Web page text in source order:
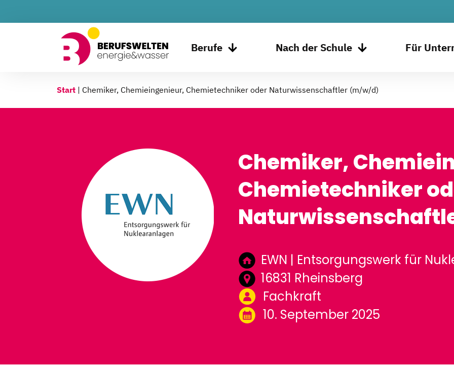
Berufe Nach der Schule Für
Start | Chemiker, Chemieingenieur, Chemietechniker oder Naturwissenschaftler (m/w/d)
Chemiker,
Chemietechniker
EWN | Entsorgungswerk für
16831 Rheinsberg
Fachkraft
10. September 2025